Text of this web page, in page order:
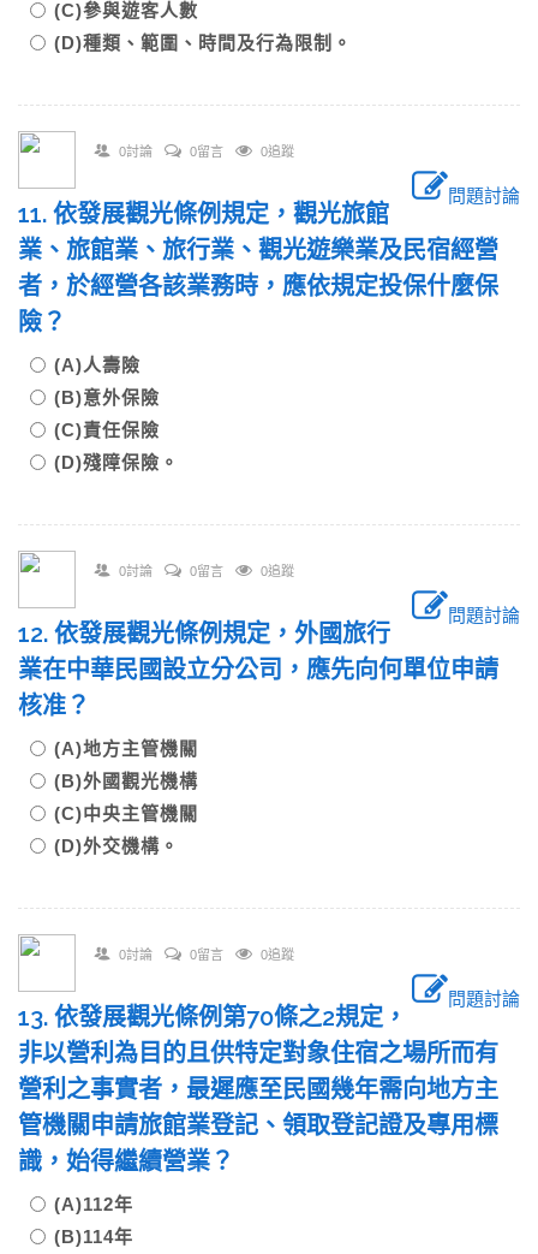
(C)參與遊客人數
(D)種類、範圍、時間及行為限制。
0討論 0留言 0追蹤
問題討論
11. 依發展觀光條例規定，觀光旅館
業、旅館業、旅行業、觀光遊樂業及民宿經營
者，於經營各該業務時，應依規定投保什麼保
險？
(A)人壽險
(B)意外保險
(C)責任保險
(D)殘障保險。
0討論 0留言 0追蹤
問題討論
12. 依發展觀光條例規定，外國旅行
業在中華民國設立分公司，應先向何單位申請
核准？
(A)地方主管機關
(B)外國觀光機構
(C)中央主管機關
(D)外交機構。
0討論 0留言 0追蹤
問題討論
13. 依發展觀光條例第70條之2規定，
非以營利為目的且供特定對象住宿之場所而有
營利之事實者，最遲應至民國幾年需向地方主
管機關申請旅館業登記、領取登記證及專用標
識，始得繼續營業？
(A)112年
(B)114年